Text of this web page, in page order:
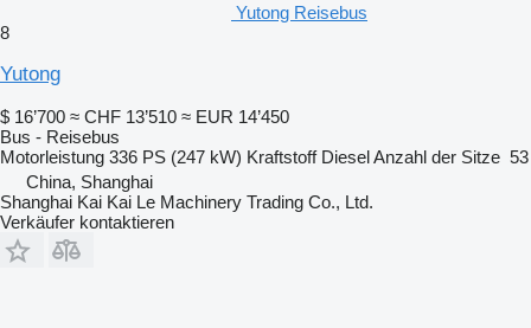
Yutong Reisebus
8
Yutong
$ 16’700 ≈ CHF 13’510 ≈ EUR 14’450
Bus - Reisebus
Motorleistung 336 PS (247 kW) Kraftstoff DieselAnzahl der Sitze 53
China, Shanghai
Shanghai Kai Kai Le Machinery Trading Co., Ltd.
Verkäufer kontaktieren